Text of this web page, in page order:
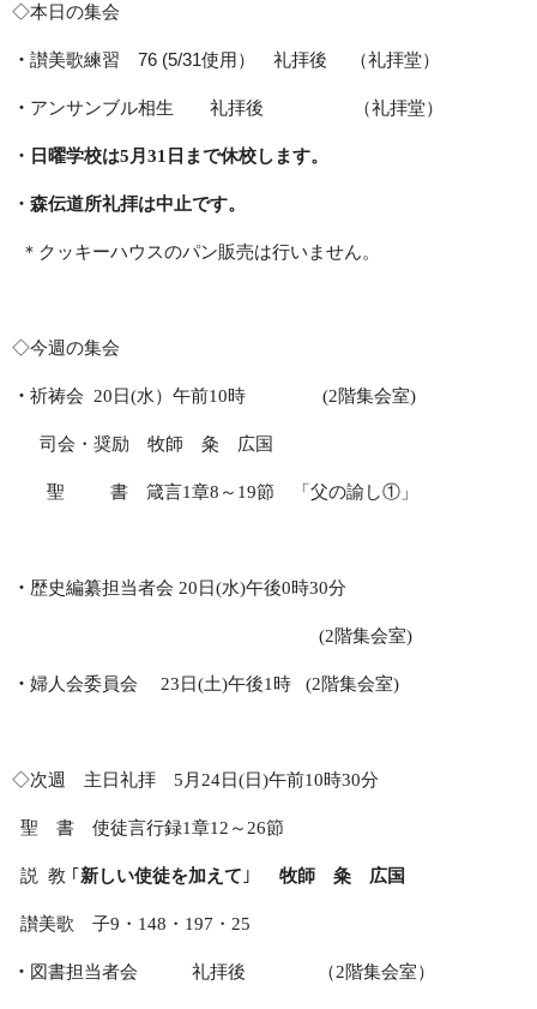
◇本日の集会
・ 讃美歌練習 76 (5/31使用） 礼拝後 （礼拝堂）
・ アンサンブル相生 礼拝後 （礼拝堂）
・日曜学校は5 月 31 日まで休校します。
・森伝道所礼拝は中止です。
＊クッキーハウスのパン販売は行いません。
◇今週の集会
・ 祈祷会 20 日(水）午前10時 (2階集会室)
司会・奨励 牧師 粂 広国
聖 書 箴言1章8 ～ 19節 「父の諭し①」
・ 歴史編纂担当者会 20 日(水)午後0時30分
(2階集会室)
・ 婦人会委員会 23 日(土)午後1 時 (2階集会室)
◇次週 主日礼拝 5 月 24日(日)午前10時30分
聖 書 使徒言行録1章12 ～ 26節
説 教 ｢ 新しい使徒を加えて ｣ 牧師 粂 広国
讃美歌 子9 ・ 148 ・ 197 ・ 25
・ 図書担当者会 礼拝後 （2階集会室）